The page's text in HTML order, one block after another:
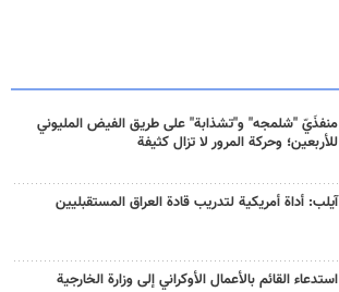
منفذَيّ "شلمجه" و"تشذابة" على طريق الفيض المليوني
للأربعين؛ وحركة المرور لا تزال كثيفة
آيلب: أداة أمريكية لتدريب قادة العراق المستقبليين
استدعاء القائم بالأعمال الأوكراني إلى وزارة الخارجية